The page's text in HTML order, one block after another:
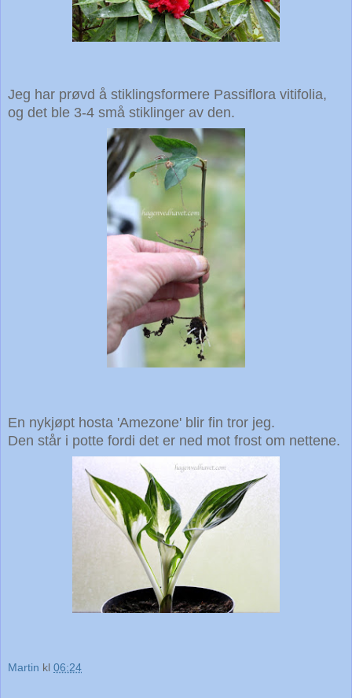
Jeg har prøvd å stiklingsformere Passiflora vitifolia,
og det ble 3-4 små stiklinger av den.
En nykjøpt hosta 'Amezone' blir fin tror jeg.
Den står i potte fordi det er ned mot frost om nettene.
Martin kl 06:24